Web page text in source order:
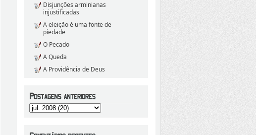
Disjunções arminianas
injustificadas
A eleição é uma fonte de
piedade
O Pecado
A Queda
A Providência de Deus